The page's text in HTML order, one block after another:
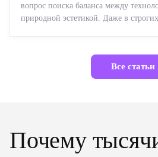
вопрос поиска баланса между
природной эстетикой. Даже в
Все статьи
Почему